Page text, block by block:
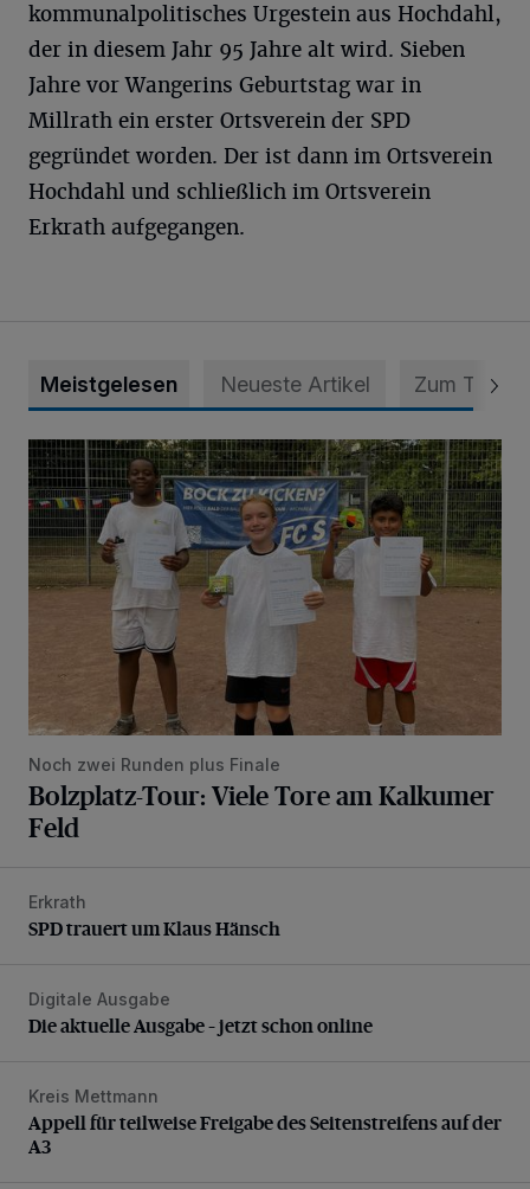
kommunalpolitisches Urgestein aus Hochdahl,
der in diesem Jahr 95 Jahre alt wird. Sieben
Jahre vor Wangerins Geburtstag war in
Millrath ein erster Ortsverein der SPD
gegründet worden. Der ist dann im Ortsverein
Hochdahl und schließlich im Ortsverein
Erkrath aufgegangen.
Meistgelesen Neueste Artikel Zum Thema
Bolzplatz-Tour: Viele Tore am Kalkumer Feld
Noch zwei Runden plus Finale
Bolzplatz-Tour: Viele Tore am Kalkumer
Feld
SPD trauert um Klaus Hänsch
Erkrath
SPD trauert um Klaus Hänsch
Die aktuelle Ausgabe – jetzt schon online
Digitale Ausgabe
Die aktuelle Ausgabe – jetzt schon online
Appell für teilweise Freigabe des Seitenstreifens auf der A3
Kreis Mettmann
Appell für teilweise Freigabe des Seitenstreifens auf der
A3